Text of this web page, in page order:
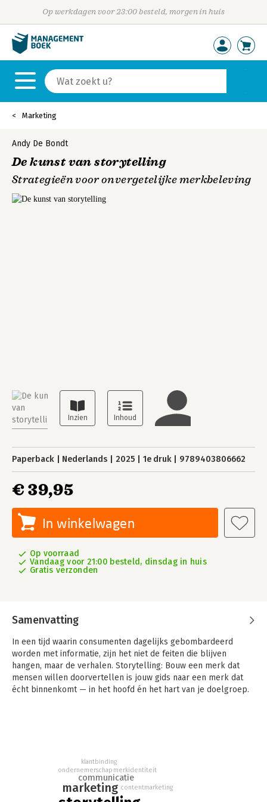
Op werkdagen voor 23:00 besteld, morgen in huis
Marketing
Andy De Bondt
De kunst van storytelling
Strategieën voor onvergetelijke merkbeleving
Paperback Nederlands 2025 1e druk 9789403806662
€ 39,95
In winkelwagen
Op voorraad
Vandaag voor 21:00 besteld, dinsdag in huis
Gratis verzonden
Samenvatting
In een tijd waarin consumenten dagelijks gebombardeerd
worden met informatie, zijn het niet de feiten die blijven
hangen, maar de verhalen. Storytelling: Bouw een merk dat
mensen willen doorvertellen is jouw gids naar een merk dat
écht binnenkomt — in het hoofd én het hart van je doelgroep.
helder krijgt, hoe je die vertaalt naar een sterke
merkpersoonlijkheid en hoe je echte merkbeleving creëert die
mensen raakt. Je ontdekt hoe je emoties doelgericht
aanspreekt in je communicatie, hoe je storytelling slim inzet
marketing
communicatie
ondernemerschap
klantbinding
contentmarketing
merkidentiteit